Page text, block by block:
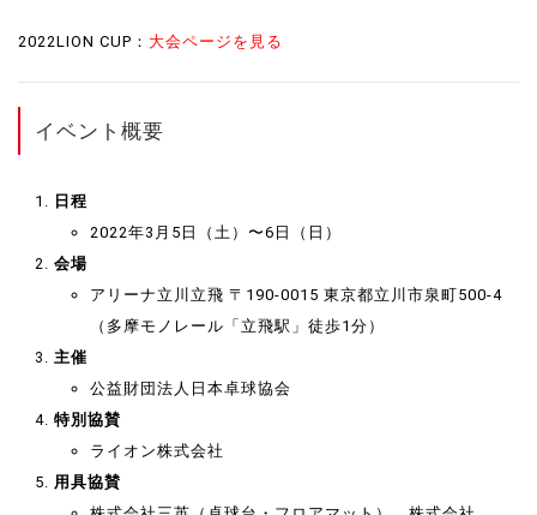
2022LION CUP： 大会ページを見る
イベント概要
日程
2022年3月5日（土）〜6日（日）
会場
アリーナ立川立飛 〒190-0015 東京都立川市泉町500-4
（多摩モノレール「立飛駅」徒歩1分）
主催
公益財団法人日本卓球協会
特別協賛
ライオン株式会社
用具協賛